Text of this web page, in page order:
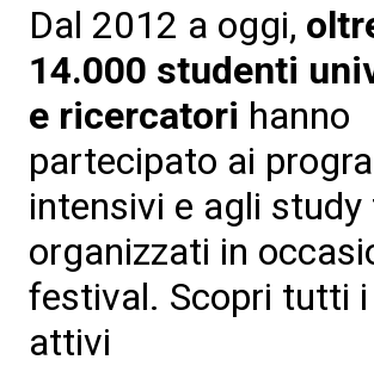
Dal 2012 a oggi,
14.000 studenti
e ricercatori hanno
partecipato ai
intensivi e agli study
organizzati in
festival. Scopri tutti
attivi